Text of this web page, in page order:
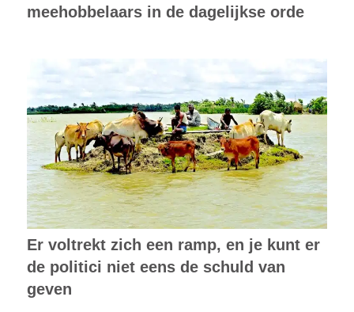
meehobbelaars in de dagelijkse orde
Er voltrekt zich een ramp, en je kunt er
de politici niet eens de schuld van
geven